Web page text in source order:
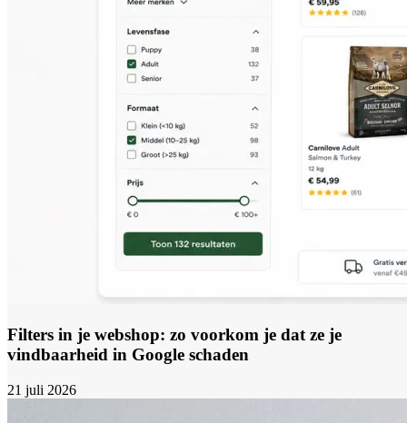
Filters in je webshop: zo voorkom je dat ze je
vindbaarheid in Google schaden
21 juli 2026